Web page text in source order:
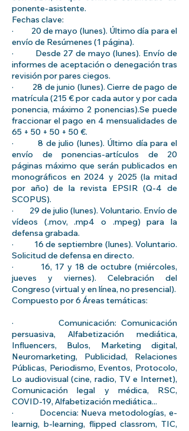
ponente-asistente.
Fechas clave:
· 20 de mayo (lunes). Último día para el
envío de Resúmenes (1 página).
· Desde 27 de mayo (lunes). Envío de
informes de aceptación o denegación tras
revisión por pares ciegos.
· 28 de junio (lunes). Cierre de pago de
matrícula (215 € por cada autor y por cada
ponencia, máximo 2 ponencias).Se puede
fraccionar el pago en 4 mensualidades de
65 + 50 + 50 + 50 €.
· 8 de julio (lunes). Último día para el
envío de ponencias-artículos de 20
páginas máximo que serán publicados en
monográficos en 2024 y 2025 (la mitad
por año) de la revista EPSIR (Q-4 de
SCOPUS).
· 29 de julio (lunes). Voluntario. Envío de
vídeos (.mov, .mp4 o .mpeg) para la
defensa grabada.
· 16 de septiembre (lunes). Voluntario.
Solicitud de defensa en directo.
· 16, 17 y 18 de octubre (miércoles,
jueves y viernes). Celebración del
Congreso (virtual y en línea, no presencial).
Compuesto por 6 Áreas temáticas:
· Comunicación: Comunicación
persuasiva, Alfabetización mediática,
Influencers, Bulos, Marketing digital,
Neuromarketing, Publicidad, Relaciones
Públicas, Periodismo, Eventos, Protocolo,
Lo audiovisual (cine, radio, TV e Internet),
Comunicación legal y médica, RSC,
COVID-19, Alfabetización mediática...
· Docencia: Nueva metodologías, e-
learnig, b-learning, flipped classrom, TIC,